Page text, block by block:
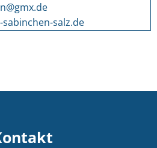
sabinchen-salz.de